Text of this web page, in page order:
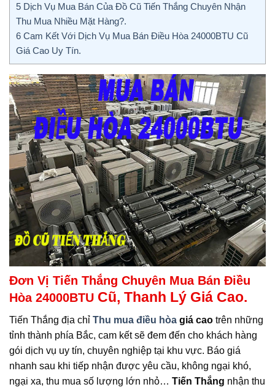
5 Dịch Vụ Mua Bán Của Đồ Cũ Tiến Thắng Chuyên Nhận
Thu Mua Nhiều Mặt Hàng?.
6 Cam Kết Với Dịch Vụ Mua Bán Điều Hòa 24000BTU Cũ
Giá Cao Uy Tín.
Đơn Vị Tiến Thắng Chuyên Mua Bán Điều
Hòa 24000BTU Cũ, Thanh Lý Giá Cao.
Tiến Thắng địa chỉ Thu mua điều hòa giá cao trên những
tỉnh thành phía Bắc, cam kết sẽ đem đến cho khách hàng
gói dịch vụ uy tín, chuyên nghiệp tại khu vực. Báo giá
nhanh sau khi tiếp nhận được yêu cầu, không ngại khó,
ngại xa, thu mua số lượng lớn nhỏ… Tiến Thắng nhận thu